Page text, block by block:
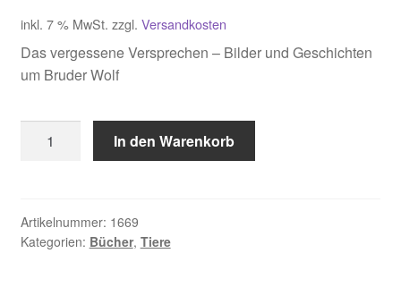
inkl. 7 % MwSt. zzgl. Versandkosten
Das vergessene Versprechen – Bilder und Geschichten
um Bruder Wolf
Menge
In den Warenkorb
Artikelnummer: 1669
Kategorien: Bücher, Tiere